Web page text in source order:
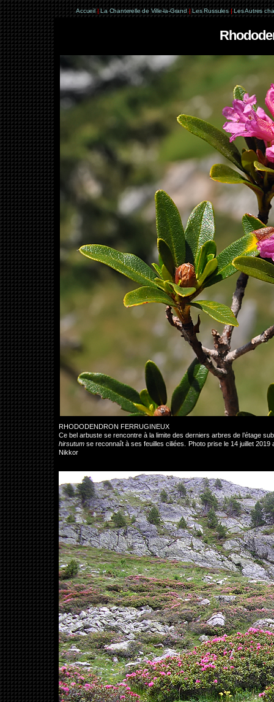
Accueil | La Chanterelle de Ville-la-Grand | Les Russules | Les Autres
RHODODENDRON FERRUGINEUX
Ce bel arbuste se rencontre à la limite des derniers arbres de l’étage
hirsutum se reconnaît à ses feuilles ciliées. Photo prise le 14 juillet
Nikkor